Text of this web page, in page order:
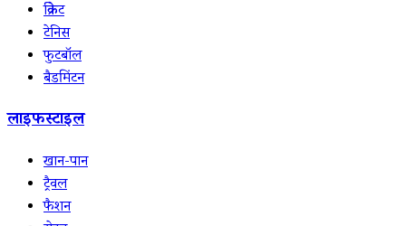
क्रिकेट
टेनिस
फुटबॉल
बैडमिंटन
लाइफस्टाइल
खान-पान
ट्रैवल
फैशन